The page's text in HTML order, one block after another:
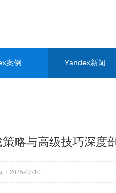
案例 Yandex新闻
略与高级技巧深度
：2025-07-10